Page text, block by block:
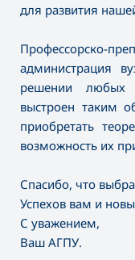
для развития
Профессорско-
администрация
решении любых
выстроен таким
приобретать
возможность их
Спасибо, что
Успехов вам и
С уважением,
Ваш АГПУ.